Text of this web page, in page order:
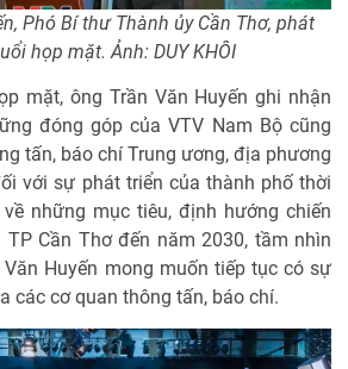
Phó Bí thư Thành ủy Cần Thơ, phát
họp mặt. Ảnh: DUY KHÔI
mặt, ông Trần Văn Huyến ghi nhận
đóng góp của VTV Nam Bộ cũng
tấn, báo chí Trung ương, địa phương
với sự phát triển của thành phố thời
những mục tiêu, định hướng chiến
Cần Thơ đến năm 2030, tầm nhìn
Huyến mong muốn tiếp tục có sự
các cơ quan thông tấn, báo chí.